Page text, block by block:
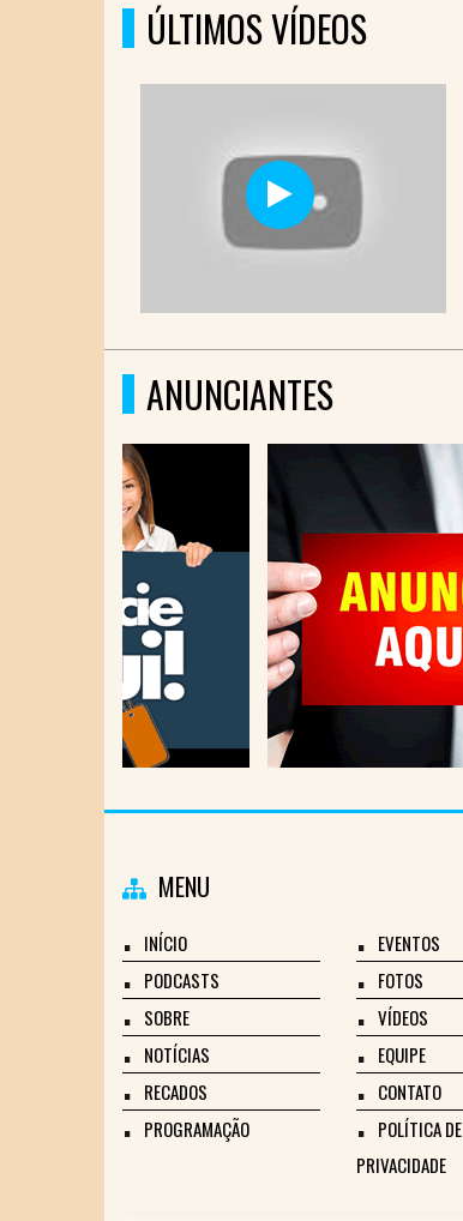
ÚLTIMOS VÍDEOS
ANUNCIANTES
MENU
INÍCIO
PODCASTS
SOBRE
NOTÍCIAS
RECADOS
PROGRAMAÇÃO
EVENTOS
FOTOS
VÍDEOS
EQUIPE
CONTATO
POLÍTICA DE
PRIVACIDADE